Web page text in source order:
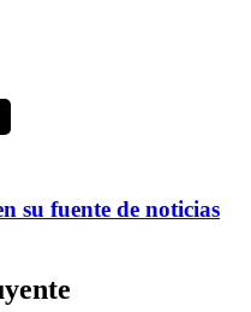
su fuente de noticias